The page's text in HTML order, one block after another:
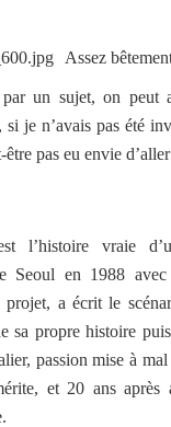
Assez
par un sujet, on
je n’avais pas été
être pas eu envie
l’histoire vraie
Seoul en 1988
projet, a écrit le
sa propre histoire
passion mise à
et 20 ans